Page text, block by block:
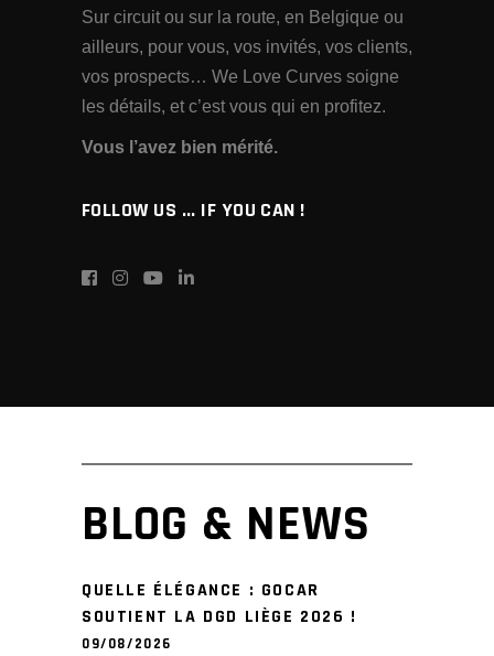
Sur circuit ou sur la route, en Belgique ou
ailleurs, pour vous, vos invités, vos clients,
vos prospects… We Love Curves soigne
les détails, et c’est vous qui en profitez.
Vous l’avez bien mérité.
FOLLOW US ... IF YOU CAN !
BLOG & NEWS
QUELLE ÉLÉGANCE : GOCAR
SOUTIENT LA DGD LIÈGE 2026 !
09/08/2026